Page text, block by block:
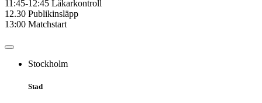
11:45-12:45 Läkarkontroll
12.30 Publikinsläpp
13:00 Matchstart
Stockholm
Stad